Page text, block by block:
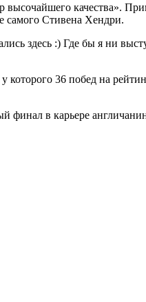
высочайшего качества».
самого Стивена Хендри.
здесь :) Где бы я ни
36 побед на
финал в карьере